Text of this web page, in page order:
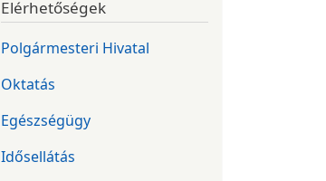
Elérhetőségek
Polgármesteri Hivatal
Oktatás
Egészségügy
Idősellátás